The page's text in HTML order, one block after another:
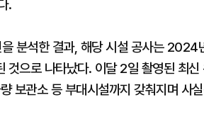
.
을 분석한 결과, 해당 시설 공사는
것으로 나타났다. 이달 2일 촬영된 최
보관소 등 부대시설까지 갖춰지며 사